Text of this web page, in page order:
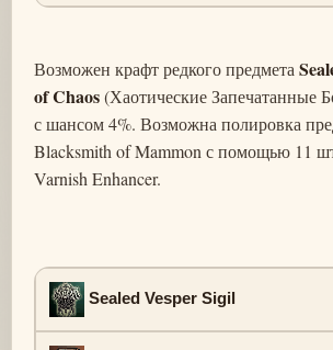
Возможен крафт редкого предмета
of Chaos(Хаотические Запечатанные
с шансом 4%. Возможна полировка
Blacksmith of Mammon с помощью 11
Varnish Enhancer.
Sealed Vesper Sigil